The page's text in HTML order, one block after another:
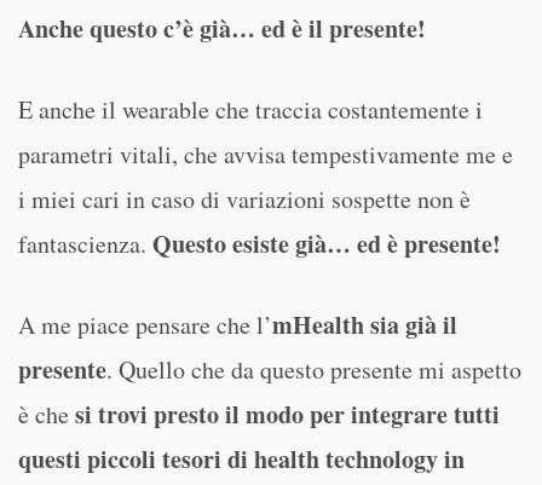
Anche questo c’è già… ed è il presente!
E anche il wearable che traccia costantemente i
parametri vitali, che avvisa tempestivamente me e
i miei cari in caso di variazioni sospette non è
fantascienza. Questo esiste già… ed è presente!
A me piace pensare che l’mHealth sia già il
presente. Quello che da questo presente mi aspetto
è che si trovi presto il modo per integrare tutti
questi piccoli tesori di health technology in